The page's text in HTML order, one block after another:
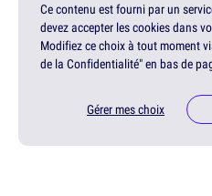
Ce contenu est fourni par un
devez accepter les cookies dans
Modifiez ce choix à tout moment
de la Confidentialité" en bas de
Gérer mes choix